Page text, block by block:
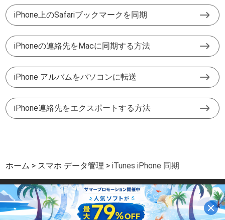
iPhone上のSafariブックマークを同期
iPhoneの連絡先をMacに同期する方法
iPhone アルバムをパソコンに転送
iPhone連絡先をエクスポートする方法
ホーム スマホ データ管理 iTunes iPhone 同期
サイトマップ|サポート プライバシー |パートーナー|利用規約と条件
Copyright © 2026 Aiseesoft Studio. All Rights Reserved.